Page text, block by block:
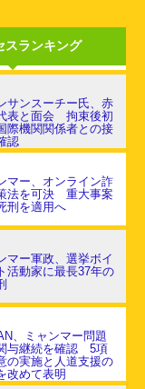
スランキング
サンスーチー氏、赤
表と面会 拘束後初
際機関関係者との接
認
マー、オンライン詐
法を可決 重大事案
刑を適用へ
マー軍政、選挙ボイ
活動家に最長37年の
、ミャンマー問題
与継続を確認 5項
の実施と人道支援の
改めて表明